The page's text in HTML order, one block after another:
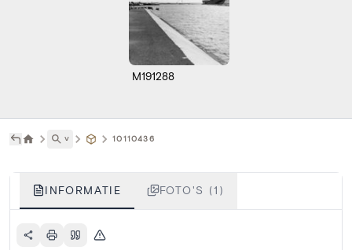
M191288
˅ 10110436
INFORMATIE FOTO'S (1)